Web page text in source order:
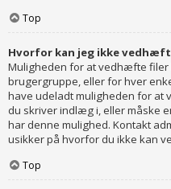
Top
Hvorfor kan jeg ikke
Muligheden for at vedhæfte filer
brugergruppe, eller for hver
have udeladt muligheden for at
du skriver indlæg i, eller måske
har denne mulighed. Kontakt
usikker på hvorfor du ikke kan
Top